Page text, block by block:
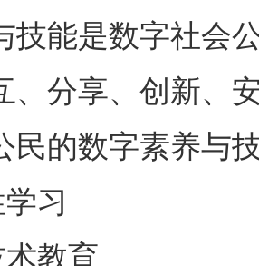
技能是数字社会
、分享、创新、
民的数字素养与
习
教育